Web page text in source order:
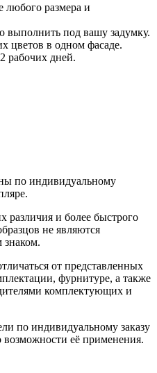
любого размера и
выполнить под вашу задумку.
цветов в одном фасаде.
рабочих дней.
по индивидуальному
различия и более быстрого
не являются
знаком.
от представленных
фурнитуре, а также
комплектующих и
по индивидуальному заказу
возможности её применения.